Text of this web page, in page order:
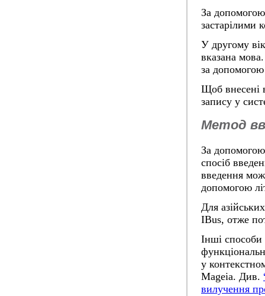
За
застарілими
У другому
вказана
за
Щоб внесені
запису у
Метод
За
спосіб
введення
допомогою
Для
IBus, отже
Інші
у
Mageia. Див.
вилучення